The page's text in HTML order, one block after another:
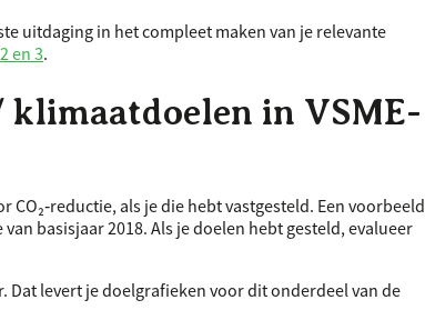
uitdaging in het compleet maken van je relevante
en 3.
in VSME-
als je die hebt vastgesteld. Een voorbeeld
basisjaar 2018. Als je doelen hebt gesteld, evalueer
Dat levert je doelgrafieken voor dit onderdeel van de